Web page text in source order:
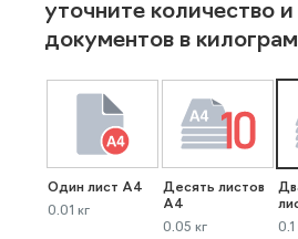
уточните количество и
документов в
Один лист А4
0.01 кг
Десять листов
А4
0.05 кг
0.1